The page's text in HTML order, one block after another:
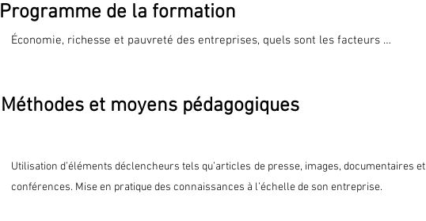
Programme de la formation
Économie, richesse et pauvreté des entreprises, quels sont les facteurs
Comment se fait-il qu'un certain nombre de sociétés réussissent mieux ?
Analyses comparatives et conclusions.
Monde VICA [Volatile, Incertain, Complexe et Ambigu] et crise sanitaire COVID19 :
D’où venons-nous, où sommes-nous maintenant et vers où allons-nous ?
Méthodes et moyens pédagogiques
Utilisation d’éléments déclencheurs tels qu’articles de presse, images, documentaires et
conférences. Mise en pratique des connaissances à l’échelle de son entreprise.